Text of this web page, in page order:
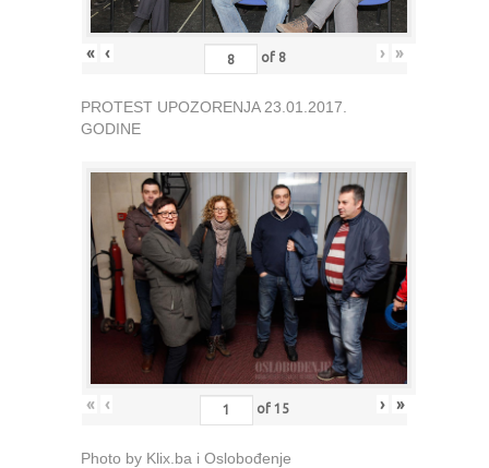
« ‹ of 8 › »
PROTEST UPOZORENJA 23.01.2017.
GODINE
« ‹ of 15 › »
Photo by Klix.ba i Oslobođenje